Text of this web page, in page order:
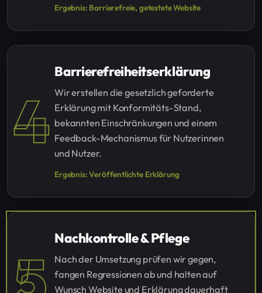
Ergebnis: Barrierefreie, getestete Website
4
Barrierefreiheitserklärung
Wir erstellen die gesetzlich geforderte
Erklärung mit Konformitäts-Stand,
bekannten Einschränkungen und einem
Feedback-Mechanismus für Nutzerinnen
und Nutzer.
Ergebnis: Veröffentlichte Erklärung
Nachkontrolle & Pflege
Nach der Umsetzung prüfen wir gegen,
fangen Regressionen ab und halten auf
Wunsch Website und Erklärung dauerhaft